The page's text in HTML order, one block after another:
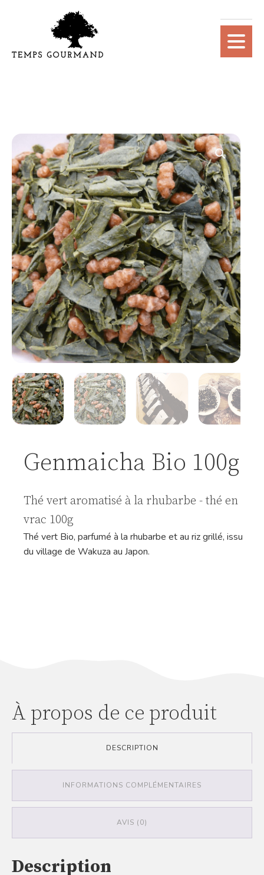
Genmaicha Bio 100g
Thé vert aromatisé à la rhubarbe - thé en
vrac 100g
Thé vert Bio, parfumé à la rhubarbe et au riz grillé, issu
du village de Wakuza au Japon.
À propos de ce produit
DESCRIPTION
INFORMATIONS COMPLÉMENTAIRES
AVIS (0)
Description